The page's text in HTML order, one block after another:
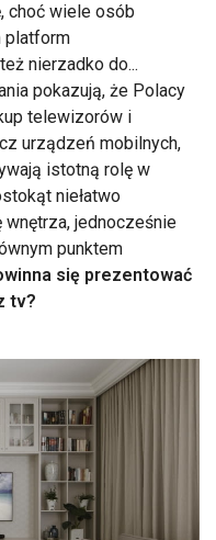
choć wiele osób
platform
nierzadko do...
pokazują, że Polacy
telewizorów i
urządzeń mobilnych,
istotną rolę w
niełatwo
wnętrza, jednocześnie
punktem
się prezentować
tv?